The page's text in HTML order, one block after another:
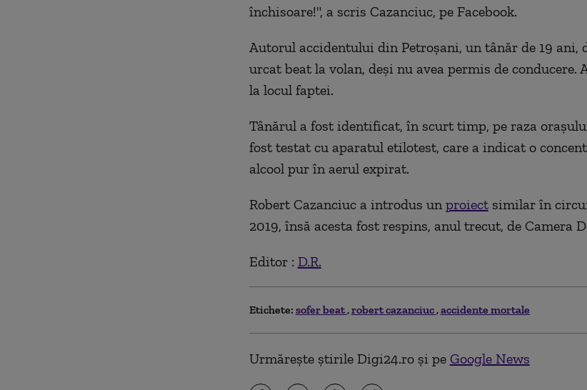
închisoare!", a scris Cazanciuc, pe Facebook.
Autorul accidentului din Petroşani, un tânăr de 19 ani,
urcat beat la volan, deși nu avea permis de conducere.
la locul faptei.
Tânărul a fost identificat, în scurt timp, pe raza
fost testat cu aparatul etilotest, care a indicat o
alcool pur în aerul expirat.
Robert Cazanciuc a introdus unproiectsimilar în
2019, însă acesta fost respins, anul trecut, de Camera
Editor : D.R.
Etichete: sofer beat robert cazanciuc accidente mortale
Urmărește știrile Digi24.ro și pe Google News